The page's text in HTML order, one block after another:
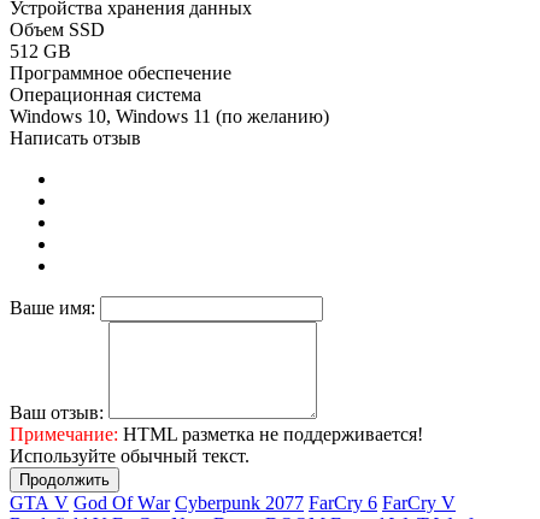
Устройства хранения данных
Объем SSD
512 GB
Программное обеспечение
Операционная система
Windows 10, Windows 11 (по желанию)
Написать отзыв
Ваше имя:
Ваш отзыв:
Примечание: HTML разметка не поддерживается!
Используйте обычный текст.
Продолжить
GТА V Gоd Оf Wаr Cyberpunk 2077 FаrСry 6 FarCry V